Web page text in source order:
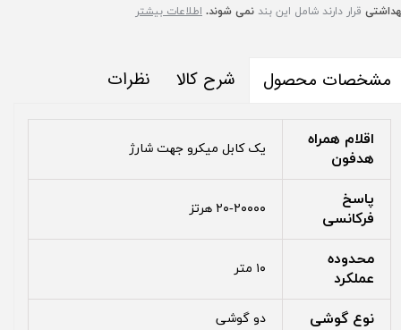
قرار دارند شامل این بند نمی شوند. اطلاعات بیشتر
مشخصات محصول شرح کالا نظرات
اقلام همراه
هدفون
یک کابل میکرو جهت شارژ
پاسخ
فرکانسی
۲۰-۲۰۰۰۰ هرتز
محدوده
عملکرد
۱۰ متر
نوع گوشی دو گوشی